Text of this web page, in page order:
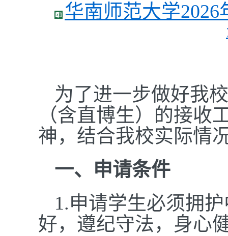
华南师范大学
为了进一步做好我
（含直博生）的接收
神，结合我校实际情
一、申请条件
1.申请学生必须拥
好，遵纪守法，身心